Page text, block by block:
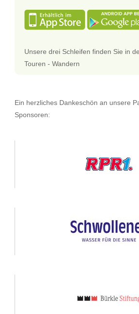
Unsere drei Schleifen finden Sie in
Touren - Wandern
Ein herzliches Dankeschön an unsere
Sponsoren: